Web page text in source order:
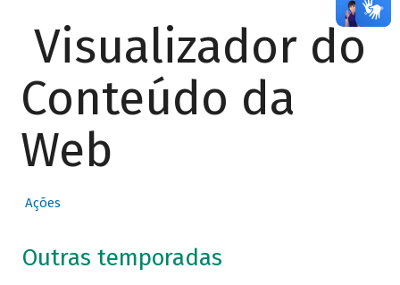
Visualizador do
Conteúdo da
Web
Ações
Outras temporadas